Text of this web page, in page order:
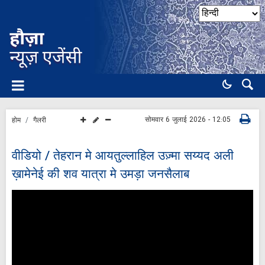
होम गैलरी सोमवार 6 जुलाई 2026 - 12:05
वीडियो / तेहरान मे आयतुल्लाहिल उज़्मा सय्यद अली
ख़ामेनेई की शव यात्रा मे उमड़ा जनसैलाब